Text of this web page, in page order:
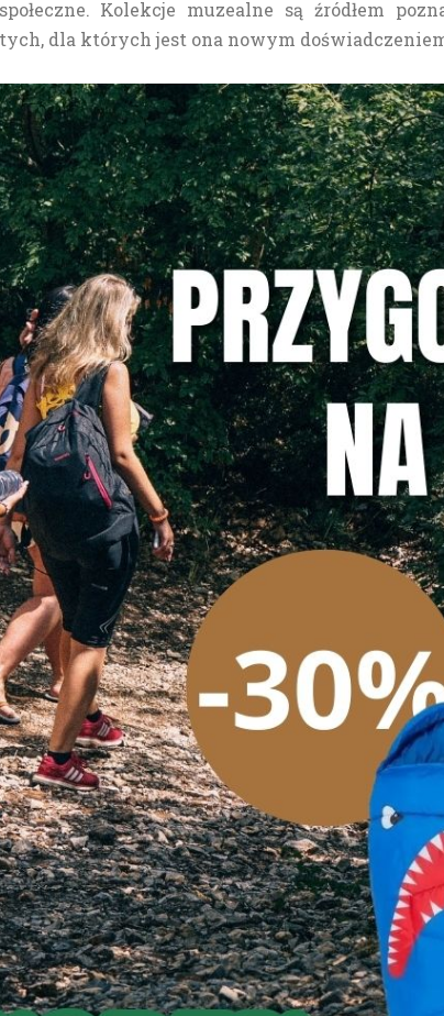
Kolekcje muzealne są źródłem
dla których jest ona nowym